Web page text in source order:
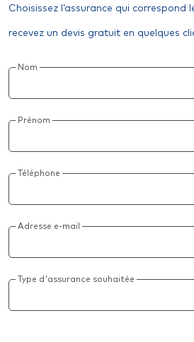
Choisissez l’assurance qui correspond
recevez un devis gratuit en quelques
Nom
Prénom
Téléphone
Adresse e-mail
Type d'assurance souhaitée